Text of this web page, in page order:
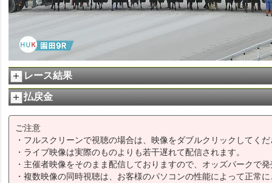
Video
レース結果
払戻金
ご注意
・フルスクリーンで視聴の場合は、映像をダブルクリックしてく
・ライブ映像は実際のものよりも若干遅れて配信されます。
・主催者映像をそのまま配信しておりますので、オッズパークで
・複数映像の同時視聴は、お客様のパソコンの性能によって正常